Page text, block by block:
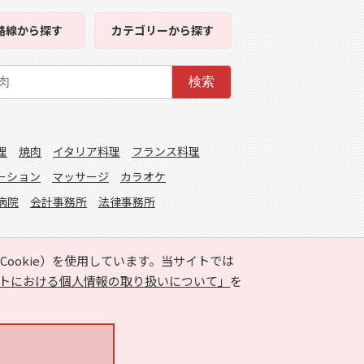
）を使用しています。当サイトでは
における個人情報の取り扱いについて」 を
線から探す カテゴリーから探す
検索
焼肉 イタリア料理
フランス料理
ション マッサージ
カラオケ
院 会計事務所 法律事務所